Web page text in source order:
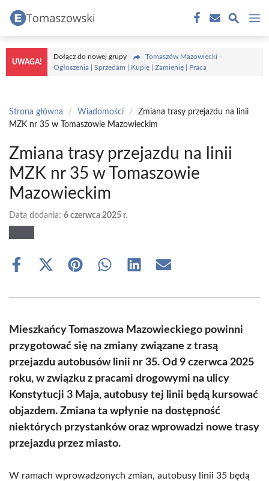
treści
UWAGA!
Dołącz do nowej grupy
Tomaszów Mazowiecki -
Ogłoszenia | Sprzedam | Kupię | Zamienię | Praca
Strona główna / Wiadomości /
Zmiana trasy przejazdu na linii
MZK nr 35 w Tomaszowie Mazowieckim
Zmiana trasy przejazdu na linii
MZK nr 35 w Tomaszowie
Mazowieckim
Data dodania: 6 czerwca 2025 r.
Share
Share
(Twitter)
Share Share Share Share
Mieszkańcy Tomaszowa Mazowieckiego powinni
przygotować się na zmiany związane z trasą
przejazdu autobusów linii nr 35. Od 9 czerwca 2025
roku, w związku z pracami drogowymi na ulicy
Konstytucji 3 Maja, autobusy tej linii będą kursować
objazdem. Zmiana ta wpłynie na dostępność
niektórych przystanków oraz wprowadzi nowe trasy
przejazdu przez miasto.
W ramach wprowadzonych zmian, autobusy linii 35 będą